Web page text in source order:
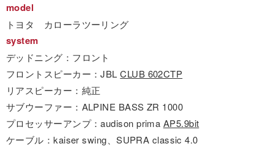
model
トヨタ カローラツーリング
system
デッドニング：フロント
フロントスピーカー：JBLCLUB 602CTP
リアスピーカー：純正
サブウーファー：ALPINE BASS ZR 1000
プロセッサーアンプ：audison prima AP5.9bit
ケーブル：kaiser swing、SUPRA classic 4.0